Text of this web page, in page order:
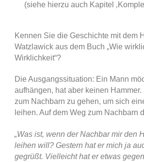
(siehe hierzu auch Kapitel
Kennen Sie die Geschichte mit dem
Watzlawick aus dem Buch „Wie
Wirklichkeit“?
Die Ausgangssituation: Ein Mann
aufhängen, hat aber keinen
zum Nachbarn zu gehen, um sich
leihen. Auf dem Weg zum Nachbarn
„Was ist, wenn der Nachbar mir den
leihen will? Gestern hat er mich ja
gegrüßt. Vielleicht hat er etwas